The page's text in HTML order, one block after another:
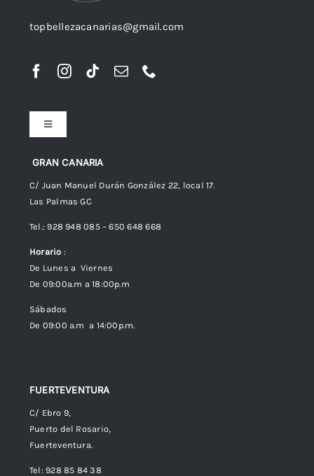
topbellezacanarias@gmail.com
GRAN CANARIA
C/ Juan Manuel Durán González 22, local 17.
Las Palmas GC
Tel.: 928 948 085 – 650 648 668
Horario :
De Lunes a Viernes
De 09:00a.m a 18:00p.m
Sábados
De 09:00 a.m a 14:00p.m.
FUERTEVENTURA
C/ Ebro 9,
Puerto del Rosario,
Fuerteventura.
Tel: 928 85 84 38
Toggle
Navigation
Preguntas frecuentes
Envíos
Política de Privacidad